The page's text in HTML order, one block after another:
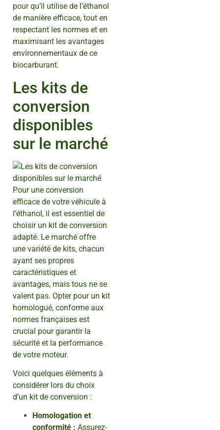
pour qu’il utilise de l’éthanol
de manière efficace, tout en
respectant les normes et en
maximisant les avantages
environnementaux de ce
biocarburant.
Les kits de
conversion
disponibles
sur le marché
Pour une conversion
efficace de votre véhicule à
l’éthanol, il est essentiel de
choisir un kit de conversion
adapté. Le marché offre
une variété de kits, chacun
ayant ses propres
caractéristiques et
avantages, mais tous ne se
valent pas. Opter pour un kit
homologué, conforme aux
normes françaises est
crucial pour garantir la
sécurité et la performance
de votre moteur.
Voici quelques éléments à
considérer lors du choix
d’un kit de conversion :
Homologation et
conformité : Assurez-